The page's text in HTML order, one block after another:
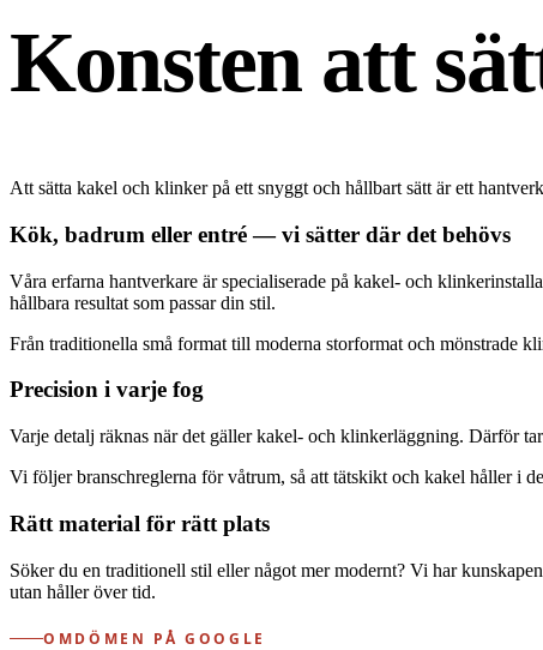
Konsten att
Att sätta kakel och klinker på ett snyggt och hållbart sätt är ett
Kök, badrum eller entré — vi sätter där det behövs
Våra erfarna hantverkare är specialiserade på kakel- och
hållbara resultat som passar din stil.
Från traditionella små format till moderna storformat och mönstrade
Precision i varje fog
Varje detalj räknas när det gäller kakel- och klinkerläggning. Därför
Vi följer branschreglerna för våtrum, så att tätskikt och kakel håller i
Rätt material för rätt plats
Söker du en traditionell stil eller något mer modernt? Vi har
utan håller över tid.
OMDÖMEN PÅ GOOGLE